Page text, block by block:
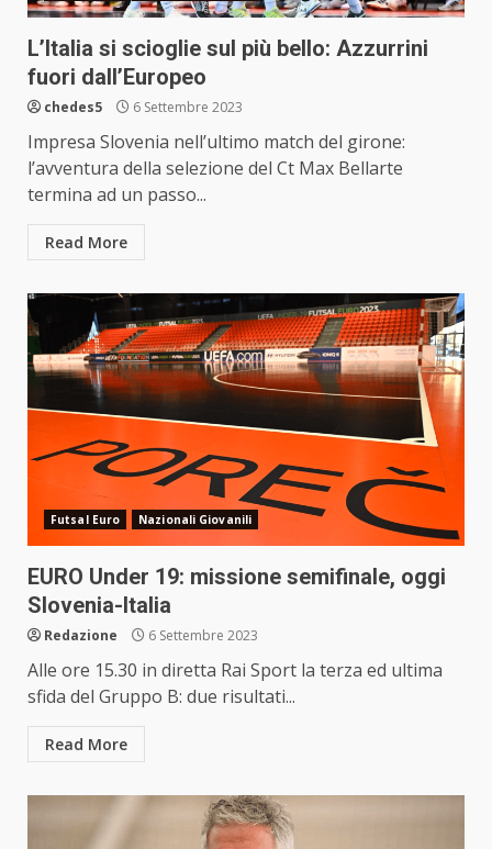
L’Italia si scioglie sul più bello: Azzurrini
fuori dall’Europeo
chedes5 6 Settembre 2023
Impresa Slovenia nell’ultimo match del girone:
l’avventura della selezione del Ct Max Bellarte
termina ad un passo...
Read More
Futsal Euro Nazionali Giovanili
EURO Under 19: missione semifinale, oggi
Slovenia-Italia
Redazione 6 Settembre 2023
Alle ore 15.30 in diretta Rai Sport la terza ed ultima
sfida del Gruppo B: due risultati...
Read More